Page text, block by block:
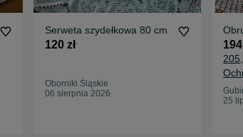
Serweta szydełkowa 80 cm
120 zł
Oborniki Śląskie
06 sierpnia 2026
194
25